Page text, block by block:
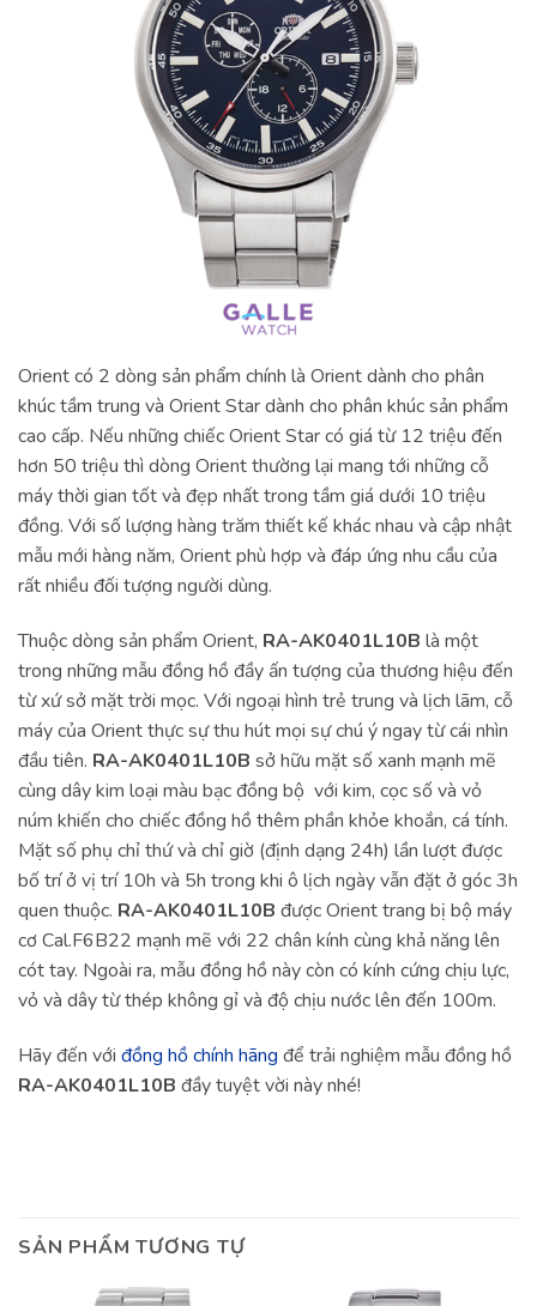
Orient có 2 dòng sản phẩm chính là Orient dành cho phân
khúc tầm trung và Orient Star dành cho phân khúc sản phẩm
cao cấp. Nếu những chiếc Orient Star có giá từ 12 triệu đến
hơn 50 triệu thì dòng Orient thường lại mang tới những cỗ
máy thời gian tốt và đẹp nhất trong tầm giá dưới 10 triệu
đồng. Với số lượng hàng trăm thiết kế khác nhau và cập nhật
mẫu mới hàng năm, Orient phù hợp và đáp ứng nhu cầu của
rất nhiều đối tượng người dùng.
Thuộc dòng sản phẩm Orient, RA-AK0401L10B là một
trong những mẫu đồng hồ đầy ấn tượng của thương hiệu đến
từ xứ sở mặt trời mọc. Với ngoại hình trẻ trung và lịch lãm, cỗ
máy của Orient thực sự thu hút mọi sự chú ý ngay từ cái nhìn
đầu tiên. RA-AK0401L10B sở hữu mặt số xanh mạnh mẽ
cùng dây kim loại màu bạc đồng bộ với kim, cọc số và vỏ
núm khiến cho chiếc đồng hồ thêm phần khỏe khoắn, cá tính.
Mặt số phụ chỉ thứ và chỉ giờ (định dạng 24h) lần lượt được
bố trí ở vị trí 10h và 5h trong khi ô lịch ngày vẫn đặt ở góc 3h
quen thuộc. RA-AK0401L10B được Orient trang bị bộ máy
cơ Cal.F6B22 mạnh mẽ với 22 chân kính cùng khả năng lên
cót tay. Ngoài ra, mẫu đồng hồ này còn có kính cứng chịu lực,
vỏ và dây từ thép không gỉ và độ chịu nước lên đến 100m.
Hãy đến với đồng hồ chính hãng để trải nghiệm mẫu đồng hồ
RA-AK0401L10B đầy tuyệt vời này nhé!
SẢN PHẨM TƯƠNG TỰ